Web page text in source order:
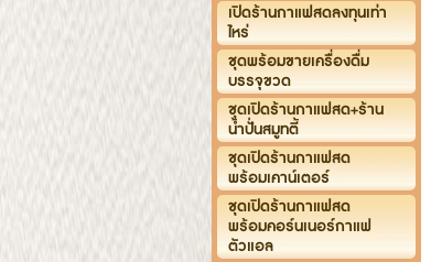
เปิดร้านกาแฟสดลงทุนเท่า
ไหร่
ชุดพร้อมขายเครื่องดื่ม
บรรจุขวด
ชุดเปิดร้านกาแฟสด+ร้าน
น้ำปั่นสมูทตี้
ชุดเปิดร้านกาแฟสด
พร้อมเคาน์เตอร์
ชุดเปิดร้านกาแฟสด
พร้อมคอร์นเนอร์กาแฟ
ตัวแอล